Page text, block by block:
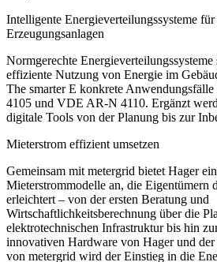
Intelligente Energieverteilungssysteme
Erzeugungsanlagen
Normgerechte
effiziente Nutzung von Energie im
The smarter E konkrete
4105 und VDE AR-N 4110. Ergänzt
digitale Tools von der Planung bis zur
Mieterstrom effizient umsetzen
Gemeinsam mit metergrid bietet Hager
Mieterstrommodelle an, die Eigentümern
erleichtert – von der ersten Beratung und
Wirtschaftlichkeitsberechnung über die
elektrotechnischen Infrastruktur bis hin
innovativen Hardware von Hager und
von metergrid wird der Einstieg in die